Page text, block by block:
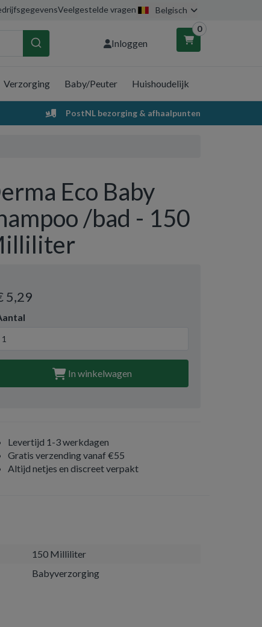
Veelgestelde vragen Belgisch
Inloggen
0
Verzorging Baby/Peuter Huishoudelijk
PostNL bezorging & afhaalpunten
Eco Baby
/bad - 150
5,29
In winkelwagen
Levertijd 1-3 werkdagen
Gratis verzending vanaf €55
Altijd netjes en discreet verpakt
150 Milliliter
Babyverzorging